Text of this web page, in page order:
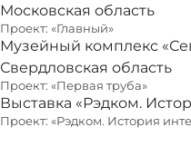
Московская область
Проект: «Главный»
Музейный комплекс
Свердловская область
Проект: «Первая труба»
Выставка «Рэдком.
Проект: «Рэдком. История